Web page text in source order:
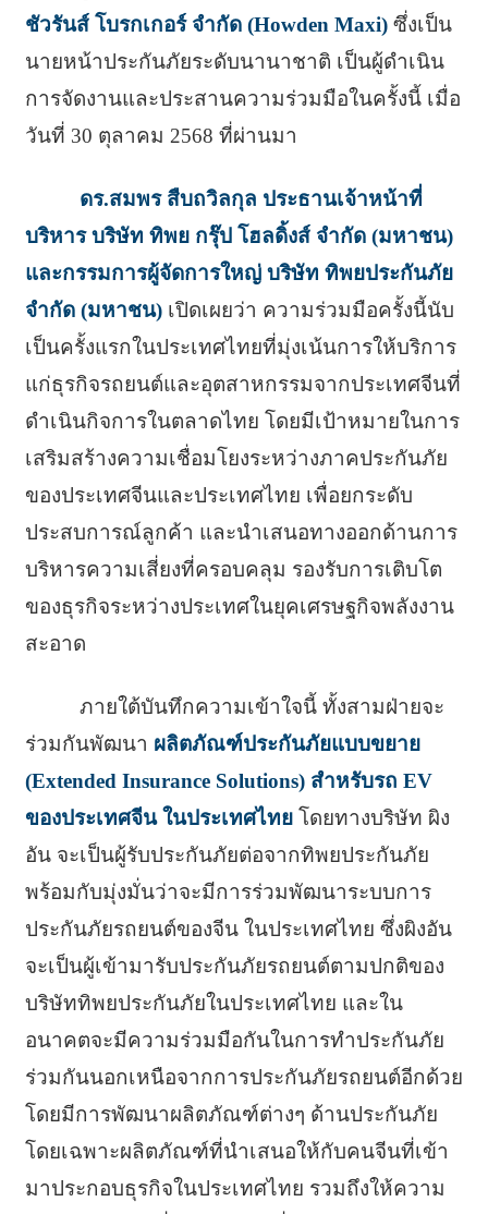
ชัวรันส์ โบรกเกอร์ จำกัด (Howden Maxi)ซึ่งเป็น
นายหน้าประกันภัยระดับนานาชาติ เป็นผู้ดำเนิน
การจัดงานและประสานความร่วมมือในครั้งนี้ เมื่อ
วันที่ 30 ตุลาคม 2568 ที่ผ่านมา
ดร.สมพร สืบถวิลกุล ประธานเจ้าหน้าที่
บริหาร บริษัท ทิพย กรุ๊ป โฮลดิ้งส์ จำกัด (มหาชน)
และกรรมการผู้จัดการใหญ่ บริษัท ทิพยประกันภัย
จำกัด (มหาชน)เปิดเผยว่า ความร่วมมือครั้งนี้นับ
เป็นครั้งแรกในประเทศไทยที่มุ่งเน้นการให้บริการ
แก่ธุรกิจรถยนต์และอุตสาหกรรมจากประเทศจีนที่
ดำเนินกิจการในตลาดไทย โดยมีเป้าหมายในการ
เสริมสร้างความเชื่อมโยงระหว่างภาคประกันภัย
ของประเทศจีนและประเทศไทย เพื่อยกระดับ
ประสบการณ์ลูกค้า และนำเสนอทางออกด้านการ
บริหารความเสี่ยงที่ครอบคลุม รองรับการเติบโต
ของธุรกิจระหว่างประเทศในยุคเศรษฐกิจพลังงาน
สะอาด
ภายใต้บันทึกความเข้าใจนี้ ทั้งสามฝ่ายจะ
ร่วมกันพัฒนา ผลิตภัณฑ์ประกันภัยแบบขยาย
(Extended Insurance Solutions) สำหรับรถ EV
ของประเทศจีน ในประเทศไทยโดยทางบริษัท ผิง
อัน จะเป็นผู้รับประกันภัยต่อจากทิพยประกันภัย
พร้อมกับมุ่งมั่นว่าจะมีการร่วมพัฒนาระบบการ
ประกันภัยรถยนต์ของจีน ในประเทศไทย ซึ่งผิงอัน
จะเป็นผู้เข้ามารับประกันภัยรถยนต์ตามปกติของ
บริษัททิพยประกันภัยในประเทศไทย และใน
อนาคตจะมีความร่วมมือกันในการทำประกันภัย
ร่วมกันนอกเหนือจากการประกันภัยรถยนต์อีกด้วย
โดยมีการพัฒนาผลิตภัณฑ์ต่างๆ ด้านประกันภัย
โดยเฉพาะผลิตภัณฑ์ที่นำเสนอให้กับคนจีนที่เข้า
มาประกอบธุรกิจในประเทศไทย รวมถึงให้ความ